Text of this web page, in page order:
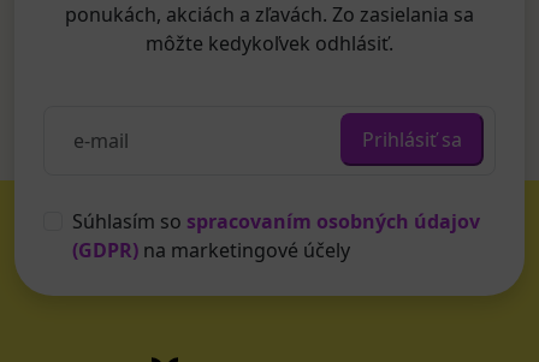
ponukách, akciách a zľavách. Zo zasielania sa
môžte kedykoľvek odhlásiť.
Prihlásiť sa
Súhlasím so spracovaním osobných údajov
(GDPR) na marketingové účely